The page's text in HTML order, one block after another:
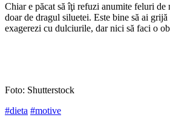
Chiar e păcat să îţi refuzi anumite feluri de
doar de dragul siluetei. Este bine să ai grijă
exagerezi cu dulciurile, dar nici să faci o
Foto: Shutterstock
#dieta #motive